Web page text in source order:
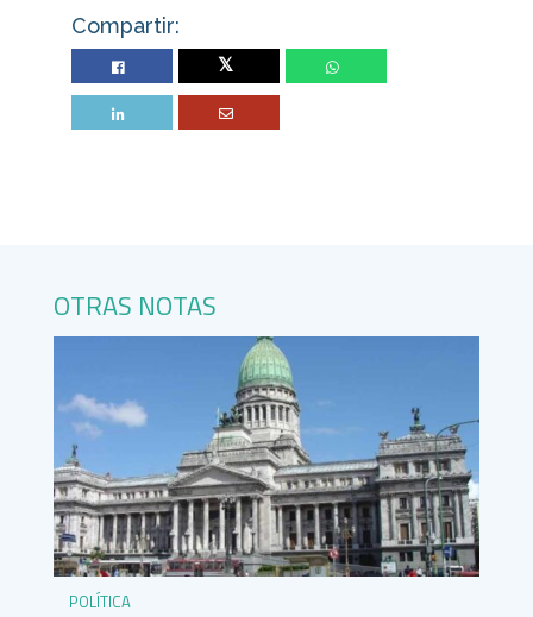
Compartir:
Twitter
OTRAS NOTAS
POLÍTICA